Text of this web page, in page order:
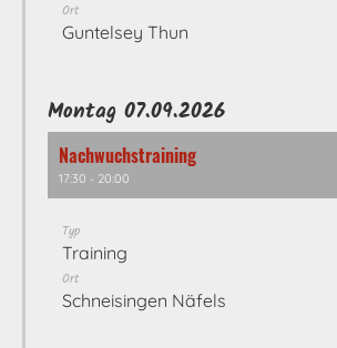
Ort
Guntelsey Thun
Montag 07.09.2026
Nachwuchstraining
17:30 - 20:00
Typ
Training
Ort
Schneisingen Näfels